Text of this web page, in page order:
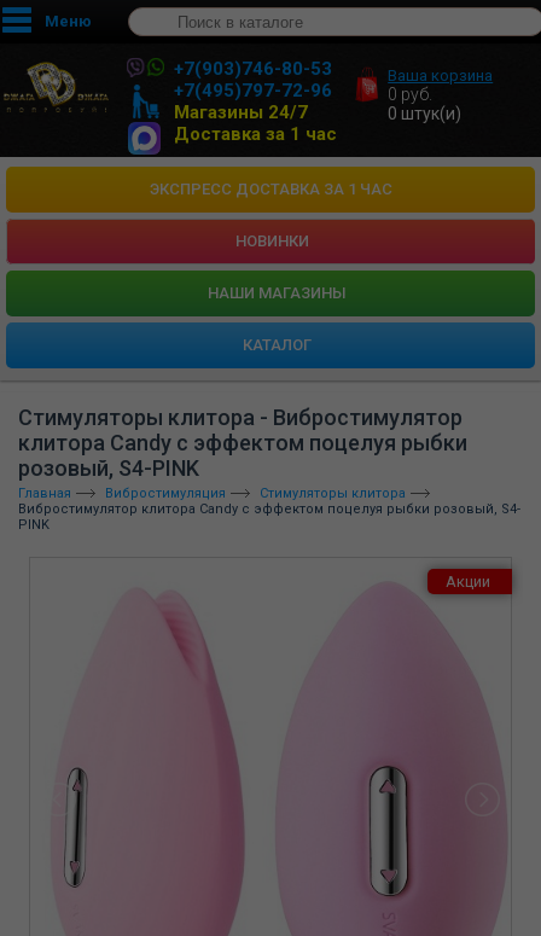
Меню
+7(903)746-80-53
+7(495)797-72-96
Магазины 24/7
Доставка за 1 час
Ваша корзина
0 руб.
0 штук(и)
ЭКСПРЕСС ДОСТАВКА ЗА 1 ЧАС
НОВИНКИ
HАШИ МАГАЗИНЫ
КАТАЛОГ
Стимуляторы клитора - Вибростимулятор
клитора Candy с эффектом поцелуя рыбки
розовый, S4-PINK
Главная Вибростимуляция
Стимуляторы клитора
Вибростимулятор клитора Candy с эффектом поцелуя рыбки розовый, S4-
PINK
Акции